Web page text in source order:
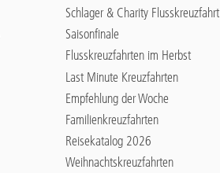
service@a-rosa.com
Schlager & Charity Flusskreuzfahrt
Saisonfinale
Flusskreuzfahrten im Herbst
Last Minute Kreuzfahrten
Empfehlung der Woche
Familienkreuzfahrten
Reisekatalog 2026
Weihnachtskreuzfahrten